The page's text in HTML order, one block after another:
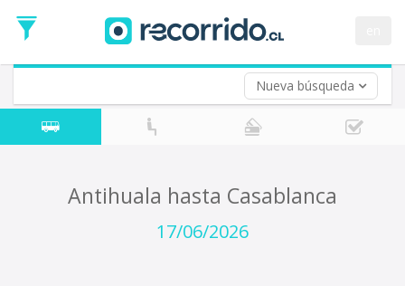
Nueva búsqueda
de
Ida
Vuelta (opcional)
Fecha
de
Antihuala hasta Casablanca
17/06/2026